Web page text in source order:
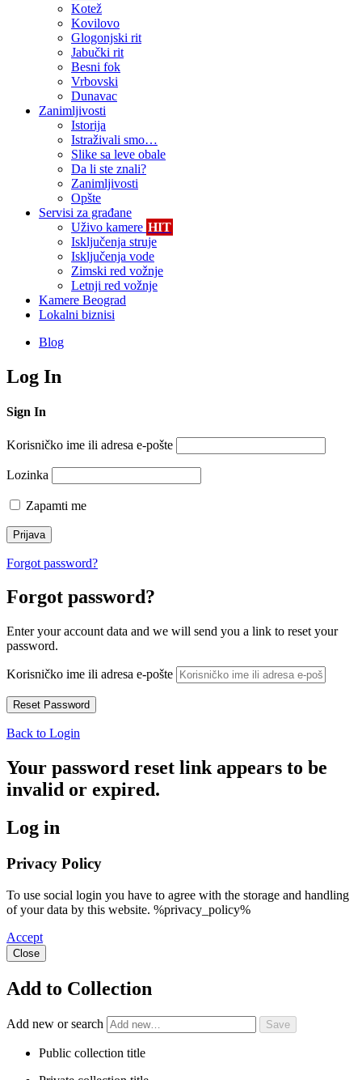
Kotež
Kovilovo
Glogonjski rit
Jabučki rit
Besni fok
Vrbovski
Dunavac
Zanimljivosti
Istorija
Istraživali smo…
Slike sa leve obale
Da li ste znali?
Zanimljivosti
Opšte
Servisi za građane
Uživo kamere HIT
Isključenja struje
Isključenja vode
Zimski red vožnje
Letnji red vožnje
Kamere Beograd
Lokalni biznisi
Blog
Log In
Sign In
Korisničko ime ili adresa e-pošte
Lozinka
Zapamti me
Forgot password?
Forgot password?
Enter your account data and we will send you a link to reset your
password.
Korisničko ime ili adresa e-pošte
Back to Login
Your password reset link appears to be
invalid or expired.
Log in
Privacy Policy
To use social login you have to agree with the storage and handling
of your data by this website. %privacy_policy%
Accept
Close
Add to Collection
Add new or search
Public collection title